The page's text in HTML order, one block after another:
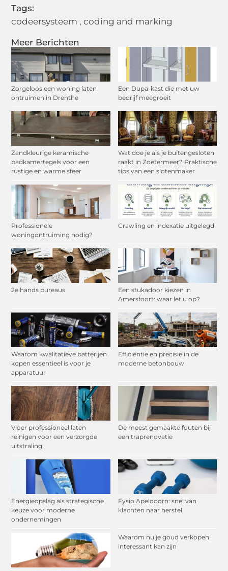
Meer Berichten
Zorgeloos een woning laten
ontruimen in Drenthe
Een Dupa-kast die met uw
bedrijf meegroeit
Zandkleurige keramische
badkamertegels voor een
rustige en warme sfeer
Wat doe je als je buitengesloten
raakt in Zoetermeer? Praktische
tips van een slotenmaker
Professionele
woningontruiming nodig?
Crawling en indexatie uitgelegd
2e hands bureaus
Een stukadoor kiezen in
Amersfoort: waar let u op?
Waarom kwalitatieve batterijen
kopen essentieel is voor je
apparatuur
Efficiëntie en precisie in de
moderne betonbouw
Vloer professioneel laten
reinigen voor een verzorgde
uitstraling
De meest gemaakte fouten bij
een traprenovatie
Energieopslag als strategische
keuze voor moderne
ondernemingen
Fysio Apeldoorn: snel van
klachten naar herstel
Waarom nu je goud verkopen
interessant kan zijn
Tags:
codeersysteem ,coding and marking